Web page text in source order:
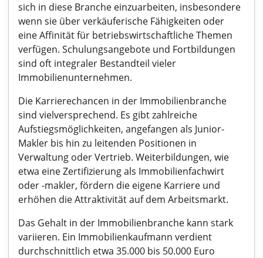
sich in diese Branche einzuarbeiten, insbesondere
wenn sie über verkäuferische Fähigkeiten oder
eine Affinität für betriebswirtschaftliche Themen
verfügen. Schulungsangebote und Fortbildungen
sind oft integraler Bestandteil vieler
Immobilienunternehmen.
Die Karrierechancen in der Immobilienbranche
sind vielversprechend. Es gibt zahlreiche
Aufstiegsmöglichkeiten, angefangen als Junior-
Makler bis hin zu leitenden Positionen in
Verwaltung oder Vertrieb. Weiterbildungen, wie
etwa eine Zertifizierung als Immobilienfachwirt
oder -makler, fördern die eigene Karriere und
erhöhen die Attraktivität auf dem Arbeitsmarkt.
Das Gehalt in der Immobilienbranche kann stark
variieren. Ein Immobilienkaufmann verdient
durchschnittlich etwa 35.000 bis 50.000 Euro